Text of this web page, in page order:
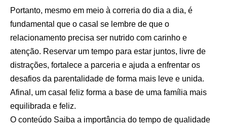
Portanto, mesmo em meio à correria do dia a dia, é
fundamental que o casal se lembre de que o
relacionamento precisa ser nutrido com carinho e
atenção. Reservar um tempo para estar juntos, livre de
distrações, fortalece a parceria e ajuda a enfrentar os
desafios da parentalidade de forma mais leve e unida.
Afinal, um casal feliz forma a base de uma família mais
equilibrada e feliz.
O conteúdo Saiba a importância do tempo de qualidade